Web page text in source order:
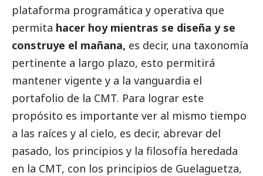
plataforma programática y operativa que
permita hacer hoy mientras se diseña y se
construye el mañana, es decir, una taxonomía
pertinente a largo plazo, esto permitirá
mantener vigente y a la vanguardia el
portafolio de la CMT. Para lograr este
propósito es importante ver al mismo tiempo
a las raíces y al cielo, es decir, abrevar del
pasado, los principios y la filosofía heredada
en la CMT, con los principios de Guelaguetza,